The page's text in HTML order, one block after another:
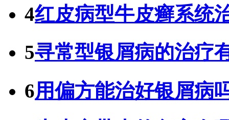
4红皮病型牛皮癣系统
5寻常型银屑病的治疗
6用偏方能治好银屑病